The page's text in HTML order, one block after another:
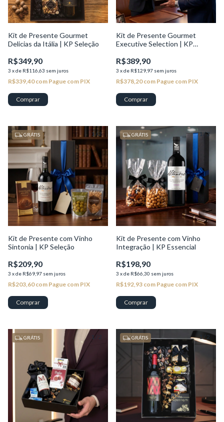
Kit de Presente Gourmet
Delicias da Itália | KP Seleção
R$349,90
3 xde R$116,63 sem juros
R$339,40com Pague com PIX
Kit de Presente Gourmet
Executive Selection | KP
R$389,90
3 xde R$129,97 sem juros
R$378,20com Pague com PIX
1/2
GRÁTIS
Kit de Presente com Vinho
Sintonia | KP Seleção
R$209,90
3 xde R$69,97 sem juros
R$203,60com Pague com PIX
1/2
GRÁTIS
Kit de Presente com Vinho
Integração | KP Essencial
R$198,90
3 xde R$66,30 sem juros
R$192,93 com Pague com PIX
1/ 2
GRÁTIS 1/ 2
GRÁTIS